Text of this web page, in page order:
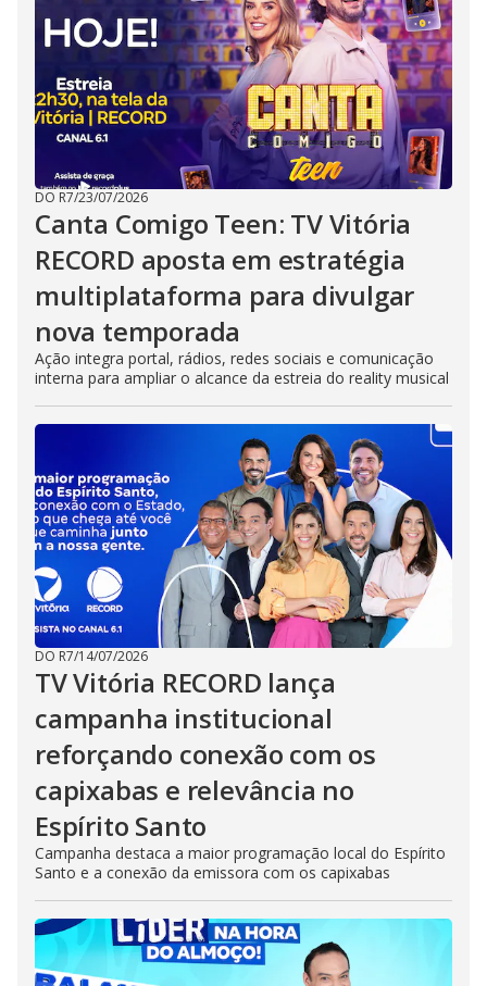
DO R7/23/07/2026
Canta Comigo Teen: TV Vitória
RECORD aposta em estratégia
multiplataforma para divulgar
nova temporada
Ação integra portal, rádios, redes sociais e comunicação
interna para ampliar o alcance da estreia do reality musical
DO R7/14/07/2026
TV Vitória RECORD lança
campanha institucional
reforçando conexão com os
capixabas e relevância no
Espírito Santo
Campanha destaca a maior programação local do Espírito
Santo e a conexão da emissora com os capixabas